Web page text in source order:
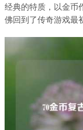
经典的特质，以金币
佛回到了传奇游戏最